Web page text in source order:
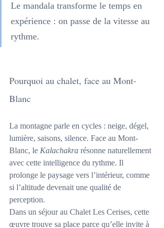
Le mandala transforme le temps en
expérience : on passe de la vitesse au
rythme.
Pourquoi au chalet, face au Mont-
Blanc
La montagne parle en cycles : neige, dégel,
lumière, saisons, silence. Face au Mont-
Blanc, le Kalachakra résonne naturellement
avec cette intelligence du rythme. Il
prolonge le paysage vers l’intérieur, comme
si l’altitude devenait une qualité de
perception.
Dans un séjour au Chalet Les Cerises, cette
œuvre trouve sa place parce qu’elle invite à